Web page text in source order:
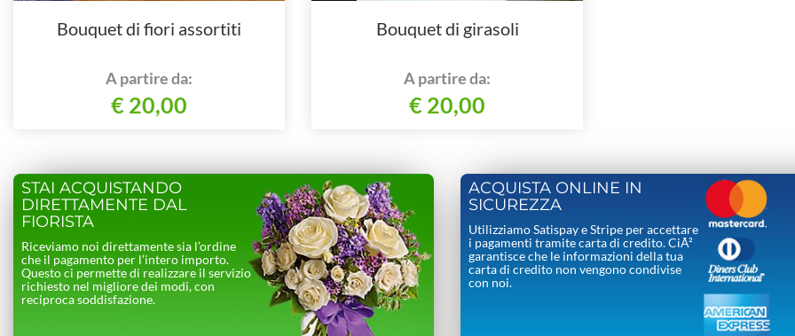
Bouquet di fiori assortiti
A partire da:
€ 20,00
Bouquet di girasoli
A partire da:
€ 20,00
STAI ACQUISTANDO
DIRETTAMENTE DAL
FIORISTA
Riceviamo noi direttamente sia l’ordine
che il pagamento per l’intero importo.
Questo ci permette di realizzare il servizio
richiesto nel migliore dei modi, con
reciproca soddisfazione.
ACQUISTA ONLINE IN
SICUREZZA
Utilizziamo Satispay e Stripe per accettare
i pagamenti tramite carta di credito. CiÃ²
garantisce che le informazioni della tua
carta di credito non vengono condivise
con noi.